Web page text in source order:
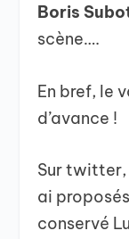
Boris
scène….
En bref, le
d’avance !
Sur twitter,
ai
conservé